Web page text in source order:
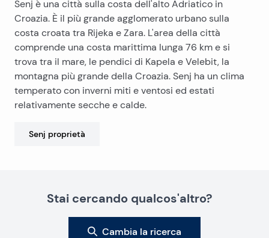
Senj è una città sulla costa dell'alto Adriatico in
Croazia. È il più grande agglomerato urbano sulla
costa croata tra Rijeka e Zara. L'area della città
comprende una costa marittima lunga 76 km e si
trova tra il mare, le pendici di Kapela e Velebit, la
montagna più grande della Croazia. Senj ha un clima
temperato con inverni miti e ventosi ed estati
relativamente secche e calde.
Senj proprietà
Stai cercando qualcos'altro?
Cambia la ricerca